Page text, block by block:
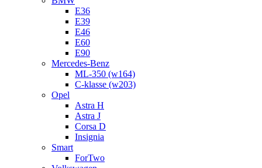
E36
E39
E46
E60
E90
Mercedes-Benz
ML-350 (w164)
C-klasse (w203)
Opel
Astra H
Astra J
Corsa D
Insignia
Smart
ForTwo